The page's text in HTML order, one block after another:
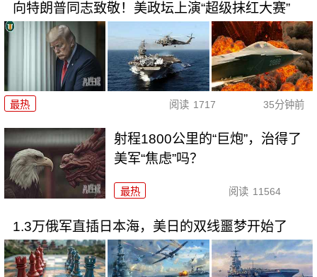
向特朗普同志致敬！美政坛上演“超级抹红大赛”
最热 阅读 1717 35分钟前
射程1800公里的“巨炮”，治得了
美军“焦虑”吗？
最热 阅读 11564
1.3万俄军直插日本海，美日的双线噩梦开始了